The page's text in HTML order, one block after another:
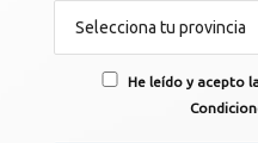
He leído y acepto